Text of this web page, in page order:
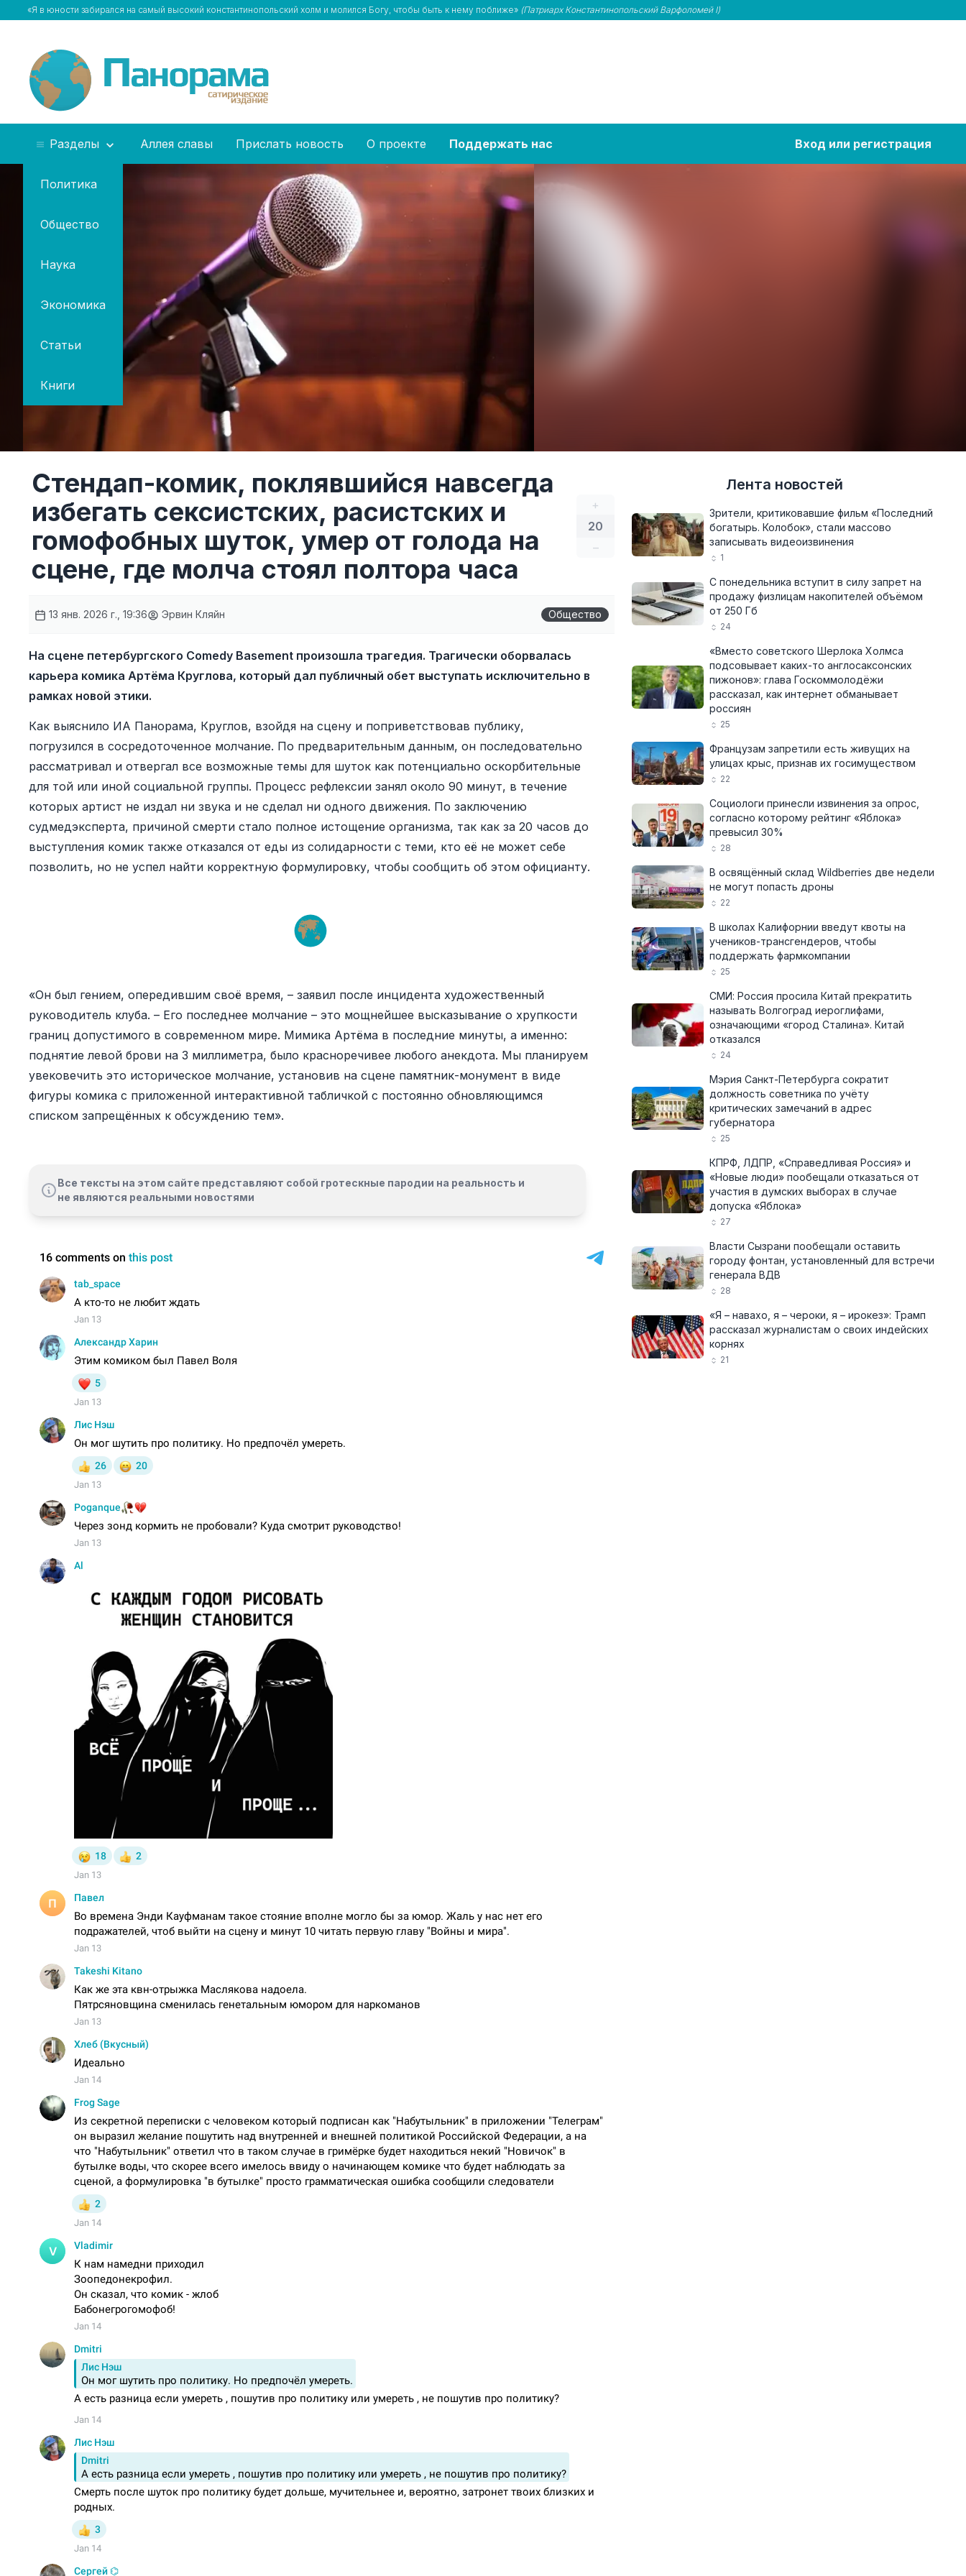
«Я в юности забирался на самый высокий константинопольский холм и молился Богу, чтобы быть к нему поближе» (Патриарх Константинопольский Варфоломей I)
Разделы
Политика
Общество
Наука
Экономика
Статьи
Книги
Аллея славы Прислать новость О проекте Поддержать нас Вход или регистрация
+
20
–
Стендап-комик, поклявшийся навсегда
избегать сексистских, расистских и
гомофобных шуток, умер от голода на
сцене, где молча стоял полтора часа
13 янв. 2026 г., 19:36 Эрвин Кляйн Общество
На сцене петербургского Comedy Basement произошла трагедия. Трагически оборвалась
карьера комика Артёма Круглова, который дал публичный обет выступать исключительно в
рамках новой этики.
Как выяснило ИА Панорама, Круглов, взойдя на сцену и поприветствовав публику,
погрузился в сосредоточенное молчание. По предварительным данным, он последовательно
рассматривал и отвергал все возможные темы для шуток как потенциально оскорбительные
для той или иной социальной группы. Процесс рефлексии занял около 90 минут, в течение
которых артист не издал ни звука и не сделал ни одного движения. По заключению
судмедэксперта, причиной смерти стало полное истощение организма, так как за 20 часов до
выступления комик также отказался от еды из солидарности с теми, кто её не может себе
позволить, но не успел найти корректную формулировку, чтобы сообщить об этом официанту.
«Он был гением, опередившим своё время, – заявил после инцидента художественный
руководитель клуба. – Его последнее молчание – это мощнейшее высказывание о хрупкости
границ допустимого в современном мире. Мимика Артёма в последние минуты, а именно:
поднятие левой брови на 3 миллиметра, было красноречивее любого анекдота. Мы планируем
увековечить это историческое молчание, установив на сцене памятник-монумент в виде
фигуры комика с приложенной интерактивной табличкой с постоянно обновляющимся
списком запрещённых к обсуждению тем».
Все тексты на этом сайте представляют собой гротескные пародии на реальность и
не являются реальными новостями
Лента новостей
Зрители, критиковавшие фильм «Последний
богатырь. Колобок», стали массово
записывать видеоизвинения
1
С понедельника вступит в силу запрет на
продажу физлицам накопителей объёмом
от 250 Гб
24
«Вместо советского Шерлока Холмса
подсовывает каких-то англосаксонских
пижонов»: глава Госкоммолодёжи
рассказал, как интернет обманывает
россиян
25
Французам запретили есть живущих на
улицах крыс, признав их госимуществом
22
Социологи принесли извинения за опрос,
согласно которому рейтинг «Яблока»
превысил 30%
28
В освящённый склад Wildberries две недели
не могут попасть дроны
22
В школах Калифорнии введут квоты на
учеников-трансгендеров, чтобы
поддержать фармкомпании
25
СМИ: Россия просила Китай прекратить
называть Волгоград иероглифами,
означающими «город Сталина». Китай
отказался
24
Мэрия Санкт-Петербурга сократит
должность советника по учёту
критических замечаний в адрес
губернатора
25
КПРФ, ЛДПР, «Справедливая Россия» и
«Новые люди» пообещали отказаться от
участия в думских выборах в случае
допуска «Яблока»
27
Власти Сызрани пообещали оставить
городу фонтан, установленный для встречи
генерала ВДВ
28
«Я – навахо, я – чероки, я – ирокез»: Трамп
рассказал журналистам о своих индейских
корнях
21